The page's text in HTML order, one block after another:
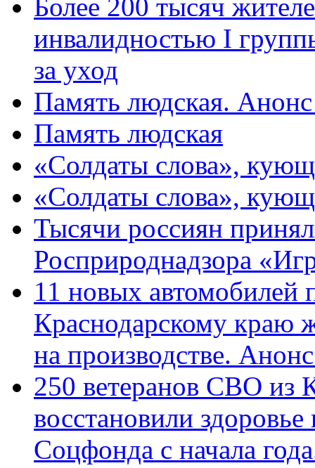
Более 200 тысяч
инвалидностью I
за уход
Память людская.
Память людская
«Солдаты слова»,
«Солдаты слова»,
Тысячи россиян
Росприроднадзора
11 новых автомобилей
Краснодарскому краю
на производстве.
250 ветеранов СВО из
восстановили
Соцфонда с начала